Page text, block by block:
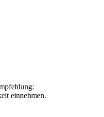
einnehmen.